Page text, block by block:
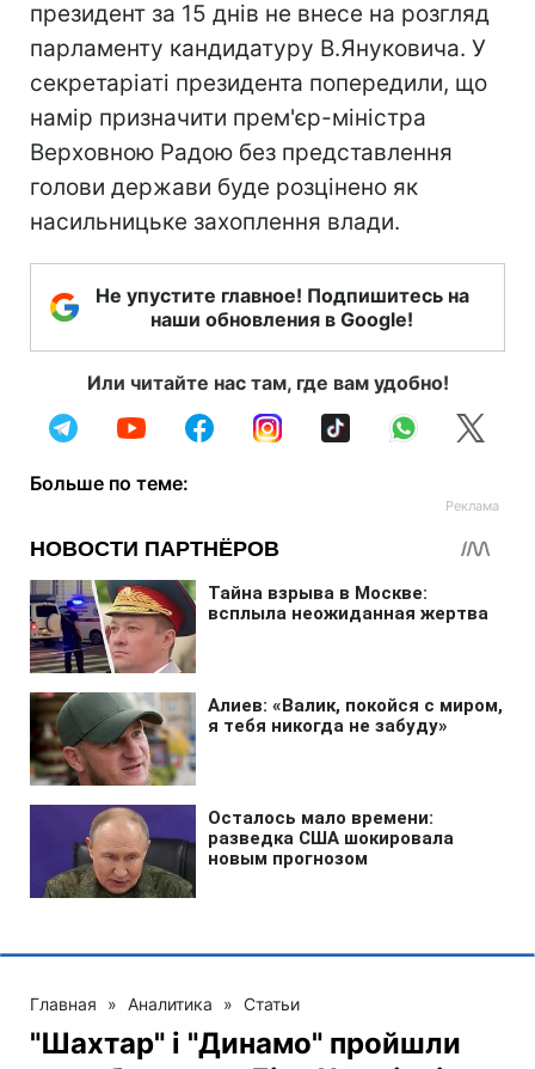
президент за 15 днів не внесе на розгляд
парламенту кандидатуру В.Януковича. У
секретаріаті президента попередили, що
намір призначити прем'єр-міністра
Верховною Радою без представлення
голови держави буде розцінено як
насильницьке захоплення влади.
Не упустите главное! Подпишитесь на
наши обновления в Google!
Или читайте нас там, где вам удобно!
Больше по теме:
Главная » Аналитика » Статьи
"Шахтар" і "Динамо" пройшли